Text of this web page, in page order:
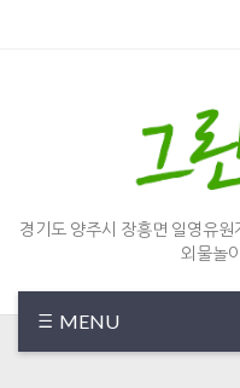
경기도 양주시 장흥면 일영유
외물놀
MENU